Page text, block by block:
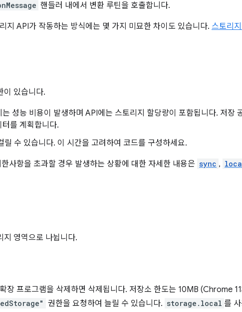
핸들러 내에서 변환 루틴을 호출합니다.
지 API가 작동하는 방식에는 몇 가지 미묘한 차이도 있습니다. 스토리지
있습니다.
성능 비용이 발생하며 API에는 스토리지 할당량이 포함됩니다. 저장
를 계획합니다.
릴 수 있습니다. 이 시간을 고려하여 코드를 구성하세요.
사항을 초과할 경우 발생하는 상황에 대한 자세한 내용은 sync ,
영역으로 나뉩니다.
장 프로그램을 삭제하면 삭제됩니다. 저장소 한도는 10MB (Chrome
권한을 요청하여 늘릴 수 있습니다. storage.local 를